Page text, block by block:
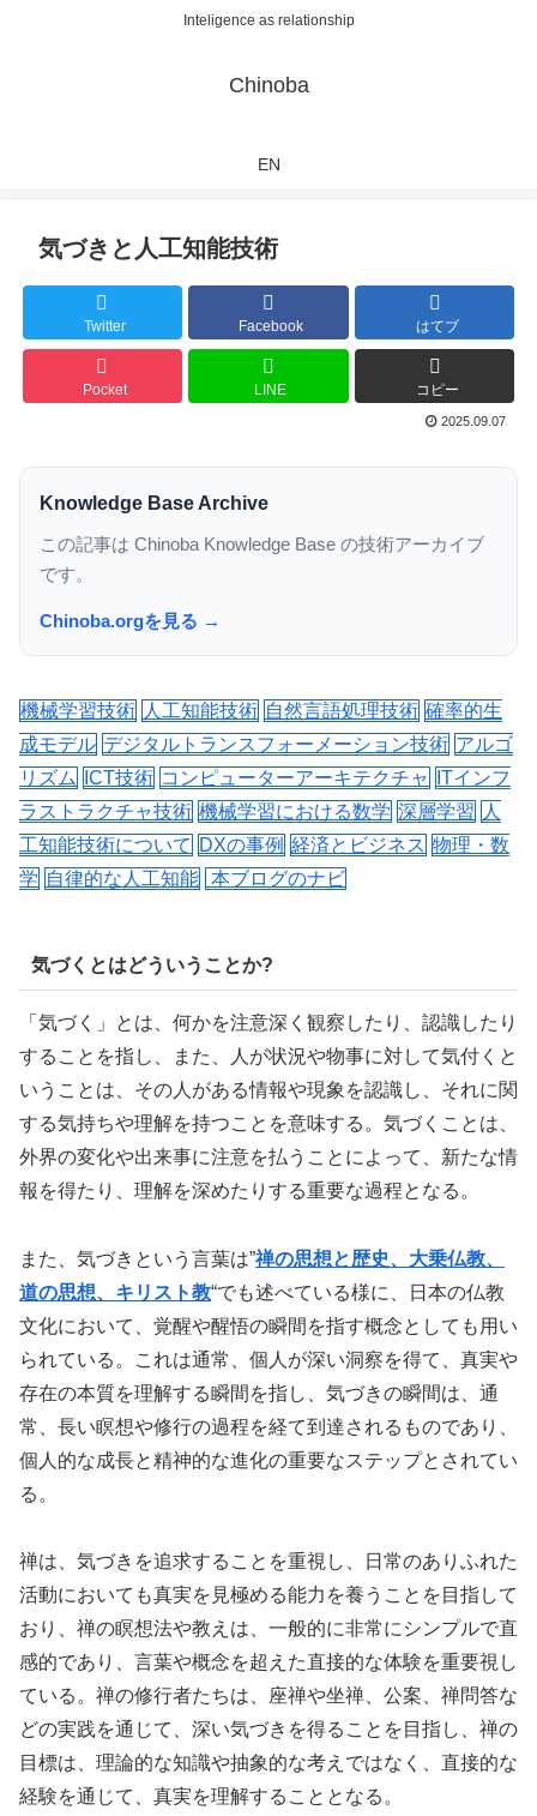
Inteligence as relationship
Chinoba
EN
気づきと人工知能技術
Twitter Facebook はてブ
Pocket LINE コピー
2025.09.07
Knowledge Base Archive
この記事は Chinoba Knowledge Base の技術アーカイブ
です。
Chinoba.orgを見る →
機械学習技術 人工知能技術 自然言語処理技術 確率的生
成モデル デジタルトランスフォーメーション技術 アルゴ
リズム
ICT技術 コンピューターアーキテクチャ
ITインフ
ラストラクチャ技術 機械学習における数学 深層学習 人
工知能技術について DXの事例 経済とビジネス 物理・数
学 自律的な人工知能 本ブログのナビ
気づくとはどういうことか?
「気づく」とは、何かを注意深く観察したり、認識したり
することを指し、また、人が状況や物事に対して気付くと
いうことは、その人がある情報や現象を認識し、それに関
する気持ちや理解を持つことを意味する。気づくことは、
外界の変化や出来事に注意を払うことによって、新たな情
報を得たり、理解を深めたりする重要な過程となる。
また、気づきという言葉は”禅の思想と歴史、大乗仏教、
道の思想、キリスト教“でも述べている様に、日本の仏教
文化において、覚醒や醒悟の瞬間を指す概念としても用い
られている。これは通常、個人が深い洞察を得て、真実や
存在の本質を理解する瞬間を指し、気づきの瞬間は、通
常、長い瞑想や修行の過程を経て到達されるものであり、
個人的な成長と精神的な進化の重要なステップとされてい
る。
禅は、気づきを追求することを重視し、日常のありふれた
活動においても真実を見極める能力を養うことを目指して
おり、禅の瞑想法や教えは、一般的に非常にシンプルで直
感的であり、言葉や概念を超えた直接的な体験を重要視し
ている。禅の修行者たちは、座禅や坐禅、公案、禅問答な
どの実践を通じて、深い気づきを得ることを目指し、禅の
目標は、理論的な知識や抽象的な考えではなく、直接的な
経験を通じて、真実を理解することとなる。